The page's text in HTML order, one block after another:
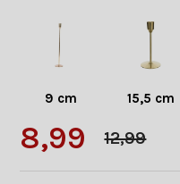
9 cm 15,5 cm
8,99 12,99